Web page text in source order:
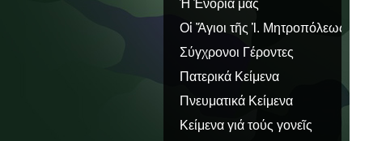
Ἡ Ἐνορία μας
Οἱ Ἅγιοι τῆς Ἱ. Μητροπόλεως
Σύγχρονοι Γέροντες
Πατερικά Κείμενα
Πνευματικά Κείμενα
Κείμενα γιά τούς γονεῖς